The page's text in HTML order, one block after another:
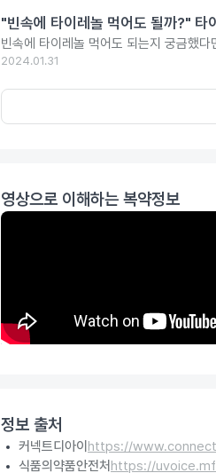
"빈속에 타이레놀 먹어도 될까?" 타
빈속에 타이레놀 먹어도 되는지 궁금했
2024.01.31
영상으로 이해하는 복약정보
정보 출처
커넥트디아이 https://
식품의약품안전처 https://